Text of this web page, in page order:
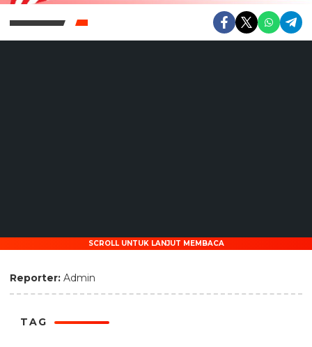
SCROLL UNTUK LANJUT MEMBACA
Reporter: Admin
TAG